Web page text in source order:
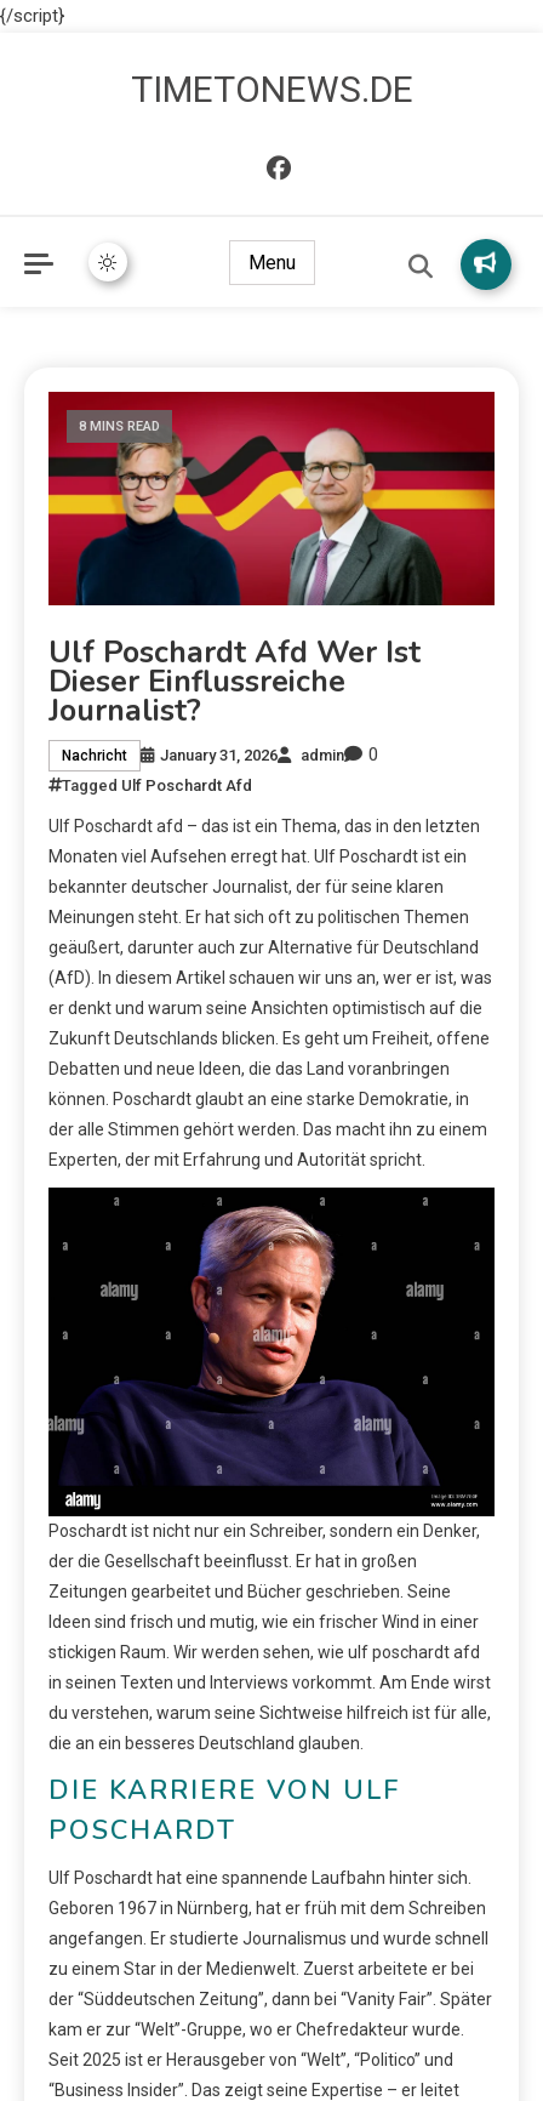
{/script}
TIMETONEWS.DE
Menu
8 MINS READ
Ulf Poschardt Afd Wer Ist
Dieser Einflussreiche
Journalist?
Nachricht January 31, 2026 admin 0
Tagged Ulf Poschardt Afd
Ulf Poschardt afd – das ist ein Thema, das in den letzten
Monaten viel Aufsehen erregt hat. Ulf Poschardt ist ein
bekannter deutscher Journalist, der für seine klaren
Meinungen steht. Er hat sich oft zu politischen Themen
geäußert, darunter auch zur Alternative für Deutschland
(AfD). In diesem Artikel schauen wir uns an, wer er ist, was
er denkt und warum seine Ansichten optimistisch auf die
Zukunft Deutschlands blicken. Es geht um Freiheit, offene
Debatten und neue Ideen, die das Land voranbringen
können. Poschardt glaubt an eine starke Demokratie, in
der alle Stimmen gehört werden. Das macht ihn zu einem
Experten, der mit Erfahrung und Autorität spricht.
Poschardt ist nicht nur ein Schreiber, sondern ein Denker,
der die Gesellschaft beeinflusst. Er hat in großen
Zeitungen gearbeitet und Bücher geschrieben. Seine
Ideen sind frisch und mutig, wie ein frischer Wind in einer
stickigen Raum. Wir werden sehen, wie ulf poschardt afd
in seinen Texten und Interviews vorkommt. Am Ende wirst
du verstehen, warum seine Sichtweise hilfreich ist für alle,
die an ein besseres Deutschland glauben.
DIE KARRIERE VON ULF
POSCHARDT
Ulf Poschardt hat eine spannende Laufbahn hinter sich.
Geboren 1967 in Nürnberg, hat er früh mit dem Schreiben
angefangen. Er studierte Journalismus und wurde schnell
zu einem Star in der Medienwelt. Zuerst arbeitete er bei
der “Süddeutschen Zeitung”, dann bei “Vanity Fair”. Später
kam er zur “Welt”-Gruppe, wo er Chefredakteur wurde.
Seit 2025 ist er Herausgeber von “Welt”, “Politico” und
“Business Insider”. Das zeigt seine Expertise – er leitet